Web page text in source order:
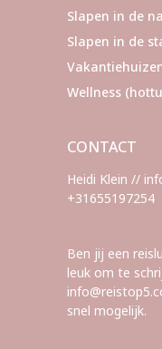
Slapen in de
Slapen in de
Wellness
CONTACT
Heidi Klein //
+31655197254
Ben jij een
leuk om te
snel mogelijk.